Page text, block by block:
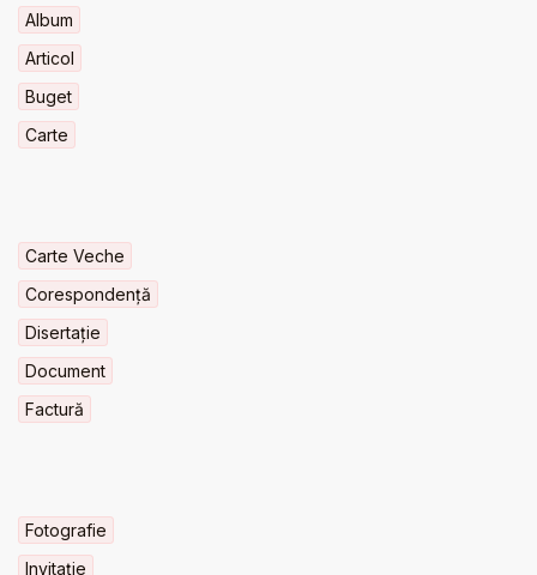
Album
Articol
Buget
Carte
Carte Veche
Corespondență
Disertație
Document
Factură
Fotografie
Invitaţie